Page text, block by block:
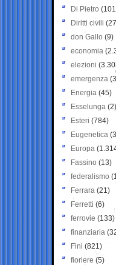
Di Pietro
Diritti civili
don Gallo (9)
economia
elezioni
emergenza
Energia (45)
Esselunga (2)
Esteri (784)
Eugenetica
Europa
Fassino (13)
federalismo
Ferrara (21)
Ferretti (6)
ferrovie (133)
finanziaria
Fini (821)
fioriere (5)